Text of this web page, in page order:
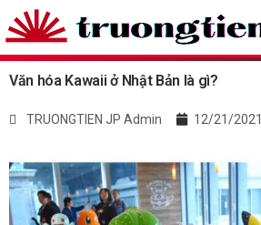
Văn hóa Kawaii ở Nhật Bản là gì?
TRUONGTIEN JP Admin 12/21/2021